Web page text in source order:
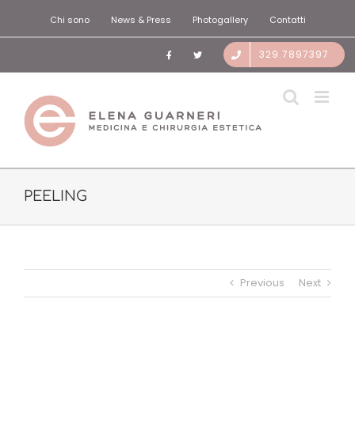
contenuto
Chi sono News & Press Photogallery Contatti
329.7897397
PEELING
Previous Next